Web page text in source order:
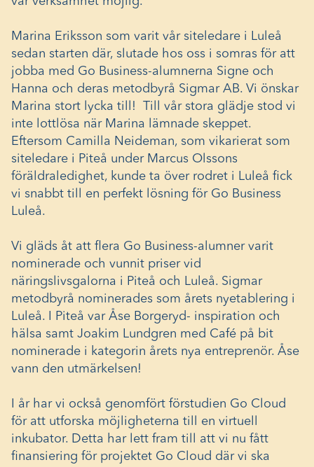
Marina Eriksson som varit vår siteledare i Luleå
sedan starten där, slutade hos oss i somras för att
jobba med Go Business-alumnerna Signe och
Hanna och deras metodbyrå Sigmar AB. Vi önskar
Marina stort lycka till! Till vår stora glädje stod vi
inte lottlösa när Marina lämnade skeppet.
Eftersom Camilla Neideman, som vikarierat som
siteledare i Piteå under Marcus Olssons
föräldraledighet, kunde ta över rodret i Luleå fick
vi snabbt till en perfekt lösning för Go Business
Luleå.
Vi gläds åt att flera Go Business-alumner varit
nominerade och vunnit priser vid
näringslivsgalorna i Piteå och Luleå. Sigmar
metodbyrå nominerades som årets nyetablering i
Luleå. I Piteå var Åse Borgeryd- inspiration och
hälsa samt Joakim Lundgren med Café på bit
nominerade i kategorin årets nya entreprenör. Åse
vann den utmärkelsen!
I år har vi också genomfört förstudien Go Cloud
för att utforska möjligheterna till en virtuell
inkubator. Detta har lett fram till att vi nu fått
finansiering för projektet Go Cloud där vi ska